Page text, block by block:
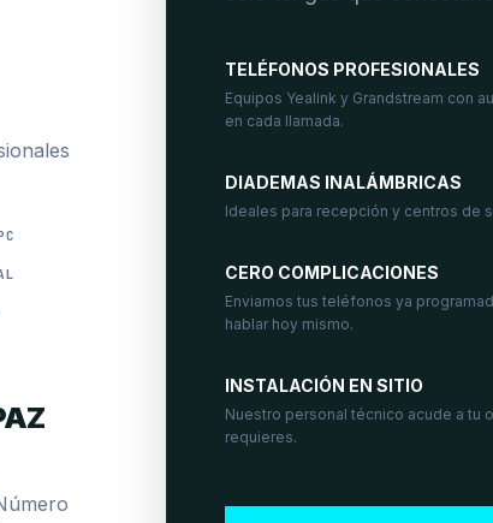
TELÉFONOS PROFESIONALES
Equipos Yealink y Grandstream con
en cada llamada.
DIADEMAS INALÁMBRICAS
Ideales para recepción y centros de
CERO COMPLICACIONES
Enviamos tus teléfonos ya
hablar hoy mismo.
INSTALACIÓN EN SITIO
Nuestro personal técnico acude a tu
requieres.